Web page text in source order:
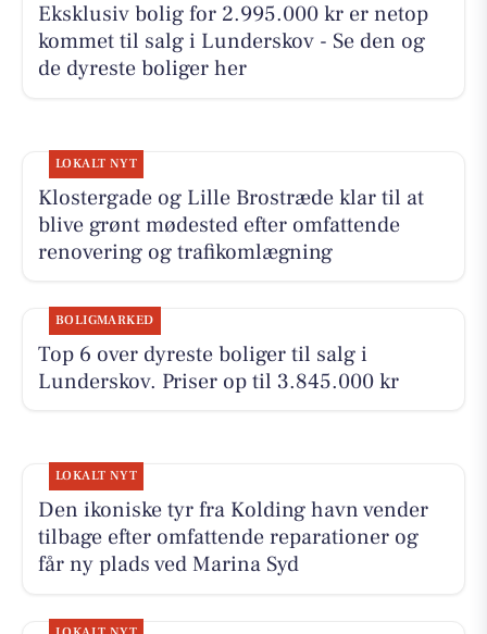
Eksklusiv bolig for 2.995.000 kr er netop
kommet til salg i Lunderskov - Se den og
de dyreste boliger her
LOKALT NYT
Klostergade og Lille Brostræde klar til at
blive grønt mødested efter omfattende
renovering og trafikomlægning
BOLIGMARKED
Top 6 over dyreste boliger til salg i
Lunderskov. Priser op til 3.845.000 kr
LOKALT NYT
Den ikoniske tyr fra Kolding havn vender
tilbage efter omfattende reparationer og
får ny plads ved Marina Syd